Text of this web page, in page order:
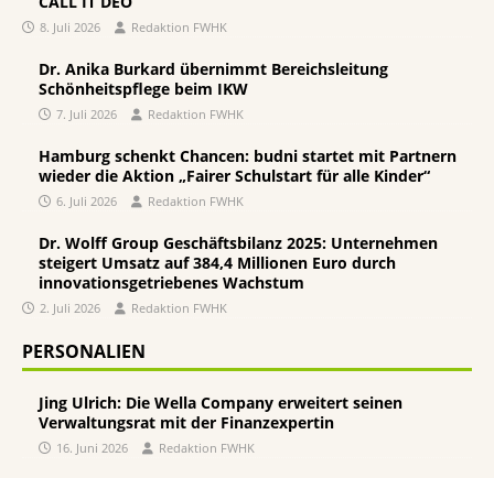
8. Juli 2026 Redaktion FWHK
Dr. Anika Burkard übernimmt Bereichsleitung
Schönheitspflege beim IKW
7. Juli 2026 Redaktion FWHK
Hamburg schenkt Chancen: budni startet mit Partnern
wieder die Aktion „Fairer Schulstart für alle Kinder“
6. Juli 2026 Redaktion FWHK
Dr. Wolff Group Geschäftsbilanz 2025: Unternehmen
steigert Umsatz auf 384,4 Millionen Euro durch
innovationsgetriebenes Wachstum
2. Juli 2026 Redaktion FWHK
PERSONALIEN
Jing Ulrich: Die Wella Company erweitert seinen
Verwaltungsrat mit der Finanzexpertin
16. Juni 2026 Redaktion FWHK